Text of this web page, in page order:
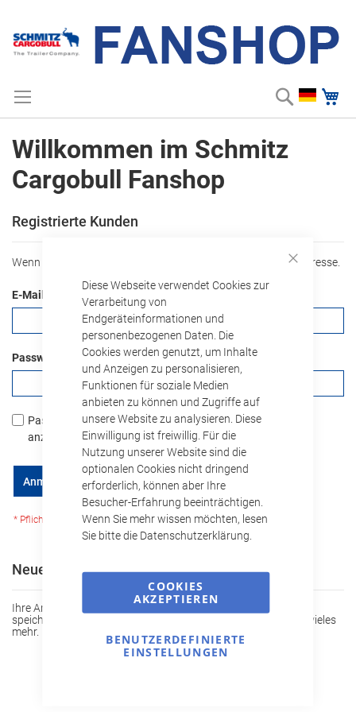
Diese Webseite verwendet Cookies zur
Verarbeitung von
Endgeräteinformationen und
personenbezogenen Daten. Die
Cookies werden genutzt, um Inhalte
und Anzeigen zu personalisieren,
Funktionen für soziale Medien
anbieten zu können und Zugriffe auf
unsere Website zu analysieren. Diese
Einwilligung ist freiwillig. Für die
Nutzung unserer Website sind die
optionalen Cookies nicht dringend
erforderlich, können aber Ihre
Besucher-Erfahrung beeinträchtigen.
Wenn Sie mehr wissen möchten, lesen
Sie bitte die Datenschutzerklärung.
COOKIES
AKZEPTIEREN
BENUTZERDEFINIERTE
EINSTELLUNGEN
Zum
Inhalt
springen
Suche
Suchbegriff
Willkommen im Schmitz
Cargobull Fanshop
Registrierte Kunden
ANMELDEDATEN
Wenn Sie ein Konto haben, melden Sie sich mit Ihrer e-Mail-Adresse.
E-Mail
Passwort
Passwort
anzeigen
Anmelden
Passwort vergessen?
Neue Kunden
Ihre Anmeldung hat viele Vorteile: schnellerer Bestellvorgang,
speichern von mehreren Adressen, Sendungsverfolgung und vieles
mehr.